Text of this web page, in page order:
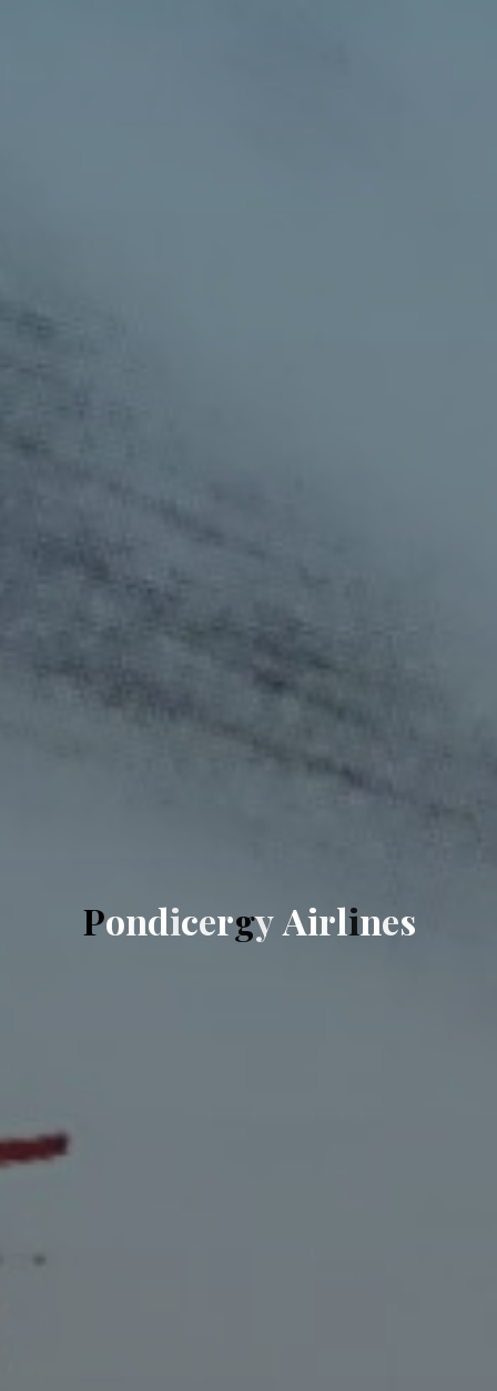
PondicergyAirlines